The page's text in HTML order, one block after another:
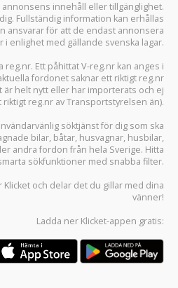
annonsens innehåll eller tillgänglighet.
Fullständig information kan erhållas
ansvarar för att de endast annonsera
enlighet med gällande svenska lagar.
reg.nr. Ett påhittat V-reg.nr kan anges i
fordonet saknar ett riktigt reg.nr
helt nytt eller har importerats och ej
reg.nr av Transportstyrelsen än).
söktjänst för dig som ska
bilar, båtar, husvagnar, husbilar,
andra fordon från hela Sverige. Hitta
sökfunktioner med snabba filter.
Klicket och delar det du gillar med dina
vänner!
Ladda ner Klicket-appen gratis: